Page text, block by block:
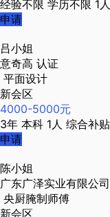
经验不限 学历不限 1人
申请
吕小姐
意奇高 认证
平面设计
新会区
4000-5000元
3年 本科 1人 综合补贴
申请
陈小姐
广东广泽实业有限公司
央厨腌制师傅
新会区